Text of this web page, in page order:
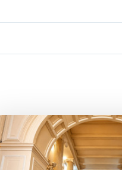
алкоголь.
использования
экскурсии несёт взрослый
правила поведения